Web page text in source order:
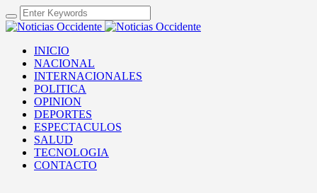
INICIO
NACIONAL
INTERNACIONALES
POLITICA
OPINION
DEPORTES
ESPECTACULOS
SALUD
TECNOLOGIA
CONTACTO